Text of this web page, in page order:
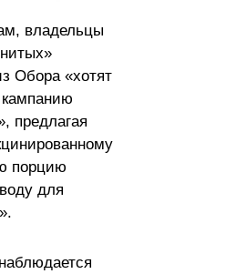
владельцы
Обора «хотят
предлагая
порцию
для